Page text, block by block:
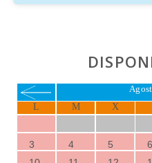
L M X
3
4 5 6